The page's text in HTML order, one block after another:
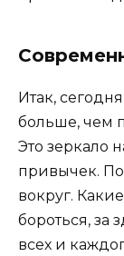
Итак,
больше, чем
Это зеркало
привычек.
вокруг.
бороться, за
всех и